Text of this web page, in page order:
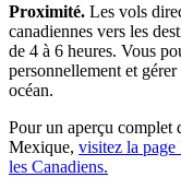
Proximité. Les vols
canadiennes vers les
de 4 à 6 heures. Vous
personnellement et
océan.
Pour un aperçu complet
Mexique, visitez la
les Canadiens.